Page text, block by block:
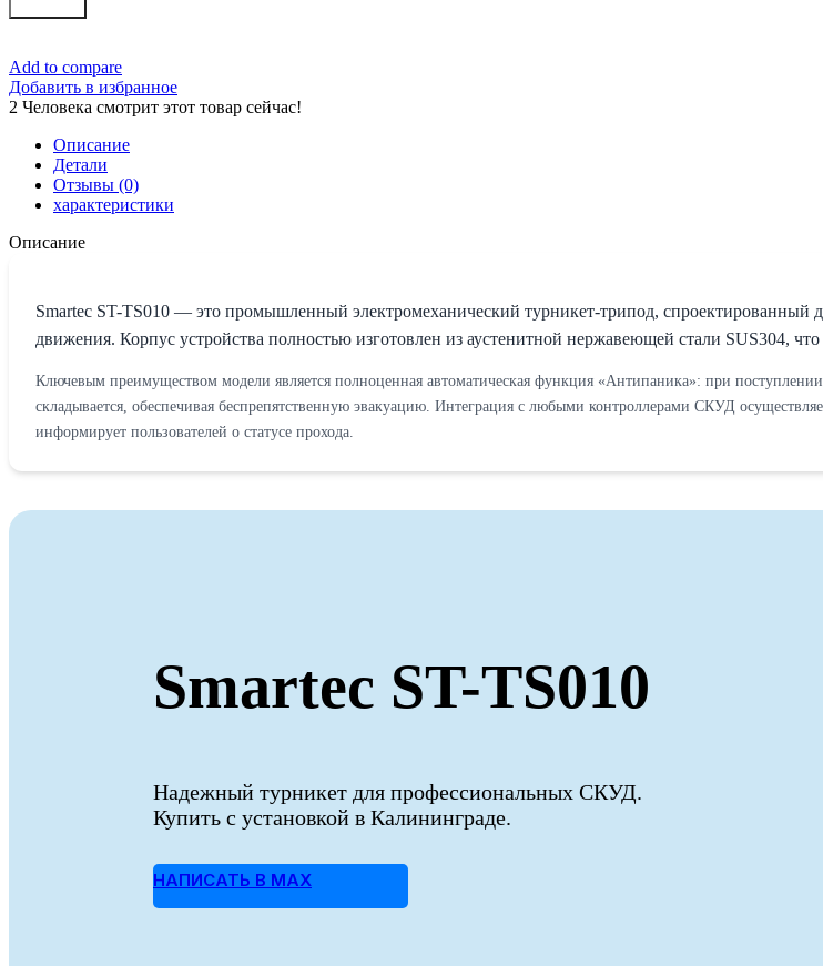
Add to compare
Добавить в избранное
2 Человека смотрит этот товар сейчас!
Описание
Детали
Отзывы (0)
характеристики
Описание
Smartec ST-TS010 — это промышленный электромеханический турникет-трипод, спроектированный
движения. Корпус устройства полностью изготовлен из аустенитной нержавеющей стали SUS304,
Ключевым преимуществом модели является полноценная автоматическая функция «Антипаника»: при
складывается, обеспечивая беспрепятственную эвакуацию. Интеграция с любыми контроллерами СКУД
информирует пользователей о статусе прохода.
Smartec ST-TS010
Надежный турникет для профессиональных СКУД.
Купить с установкой в Калининграде.
НАПИСАТЬ В MAX